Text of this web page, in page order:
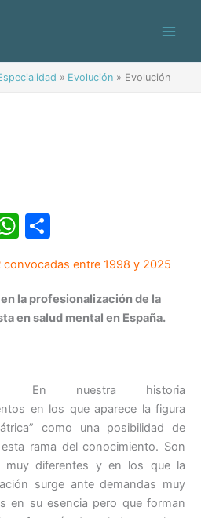
Evolución Evolución
W
at
s
A
m
p
ar
convocadas entre 1998 y 2025
la profesionalización de la
en salud mental en España.
En nuestra historia
en los que aparece la figura
como una posibilidad de
rama del conocimiento. Son
muy diferentes y en los que la
surge ante demandas muy
en su esencia pero que forman